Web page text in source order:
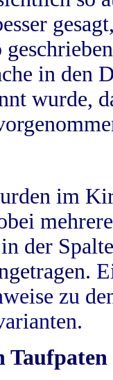
in
wurde,
im
der
zu
Taufpaten